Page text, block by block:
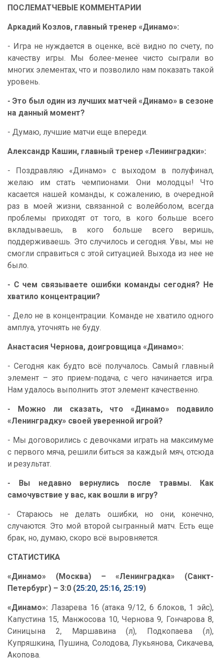
ПОСЛЕМАТЧЕВЫЕ КОММЕНТАРИИ
Аркадий Козлов, главный тренер «Динамо»:
- Игра не нуждается в оценке, всё видно по счету, по
качеству игры. Мы более-менее чисто сыграли во
многих элементах, что и позволило нам показать такой
уровень.
- Это был один из лучших матчей «Динамо» в сезоне
на данный момент?
- Думаю, лучшие матчи еще впереди.
Александр Кашин, главный тренер «Ленинградки»:
- Поздравляю «Динамо» с выходом в полуфинал,
желаю им стать чемпионами. Они молодцы! Что
касается нашей команды, к сожалению, в очередной
раз в моей жизни, связанной с волейболом, всегда
проблемы приходят от того, в кого больше всего
вкладываешь, в кого больше всего веришь,
поддерживаешь. Это случилось и сегодня. Увы, мы не
смогли справиться с этой ситуацией. Выхода из нее не
было.
- С чем связываете ошибки команды сегодня? Не
хватило концентрации?
- Дело не в концентрации. Команде не хватило одного
амплуа, уточнять не буду.
Анастасия Чернова, доигровщица «Динамо»:
- Сегодня как будто всё получалось. Самый главный
элемент – это прием-подача, с чего начинается игра.
Нам удалось выполнить этот элемент качественно.
- Можно ли сказать, что «Динамо» подавило
«Ленинградку» своей уверенной игрой?
- Мы договорились с девочками играть на максимуме
с первого мяча, решили биться за каждый мяч, отсюда
и результат.
- Вы недавно вернулись после травмы. Как
самочувствие у вас, как вошли в игру?
- Стараюсь не делать ошибки, но они, конечно,
случаются. Это мой второй сыгранный матч. Есть еще
брак, но, думаю, скоро всё выровняется.
СТАТИСТИКА
«Динамо» (Москва) – «Ленинградка» (Санкт-
Петербург) – 3:0 (25:20, 25:16, 25:19)
«Динамо»: Лазарева 16 (атака 9/12, 6 блоков, 1 эйс),
Капустина 15, Манжосова 10, Чернова 9, Гончарова 8,
Синицына 2, Маршавина (л), Подкопаева (л),
Купряшкина, Пушина, Солодова, Лукьянова, Сикачева,
Акопова.